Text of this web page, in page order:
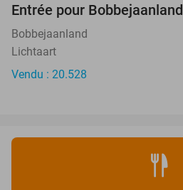
Entrée pour Bobbejaanland
Bobbejaanland
Lichtaart
Vendu : 20.528